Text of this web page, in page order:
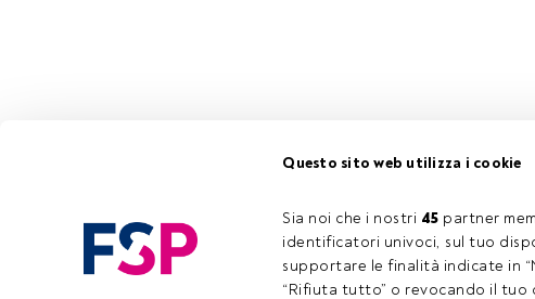
Questo sito web utilizza i cookie
Sia noi che i nostri 45 partner
identificatori univoci, sul tuo
supportare le finalità indicate in
“Rifiuta tutto” o revocando il